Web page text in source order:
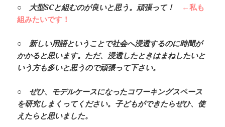
○ 大型SCと組むのが良いと思う。頑張って！
←私も
組みたいです！
○ 新しい用語ということで社会へ浸透するのに時間が
かかると思います。ただ、浸透したときはまねしたいと
いう方も多いと思うので頑張って下さい。
○ ぜひ、モデルケースになったコワーキングスペース
を研究しまくってください。子どもができたらぜひ、使
えたらと思いました。